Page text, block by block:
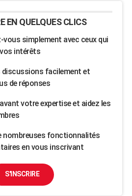
EN QUELQUES CLICS
vous simplement avec ceux qui
intérêts
discussions facilement et
de réponses
votre expertise et aidez les
nombreuses fonctionnalités
en vous inscrivant
S'INSCRIRE